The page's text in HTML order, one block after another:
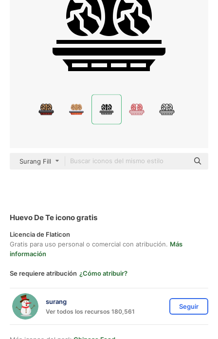
Surang Fill
Huevo De Te icono gratis
Licencia de Flaticon
Gratis para uso personal o comercial con atribución. Más
información
Se requiere atribución ¿Cómo atribuir?
surang
Ver todos los recursos 180,561
Seguir